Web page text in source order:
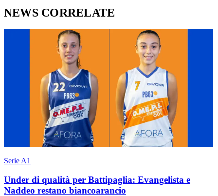
NEWS CORRELATE
Serie A1
Under di qualità per Battipaglia: Evangelista e
Naddeo restano biancoarancio